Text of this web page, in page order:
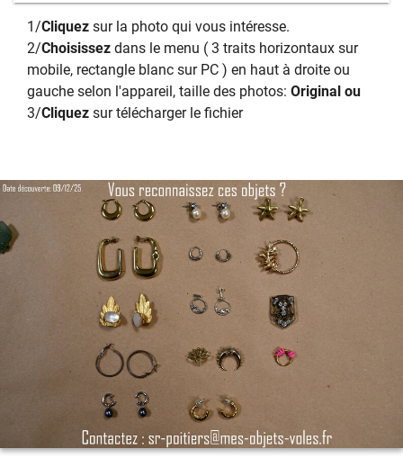
1/Cliquez sur la photo qui vous intéresse.
2/Choisissez dans le menu ( 3 traits horizontaux sur
mobile, rectangle blanc sur PC ) en haut à droite ou
gauche selon l'appareil, taille des photos: Original ou
3/Cliquez sur télécharger le fichier